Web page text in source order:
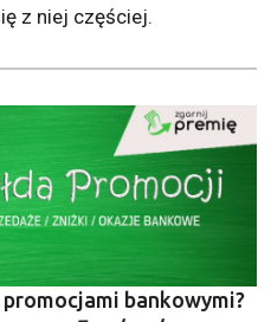
z niej częściej.
promocjami bankowymi?